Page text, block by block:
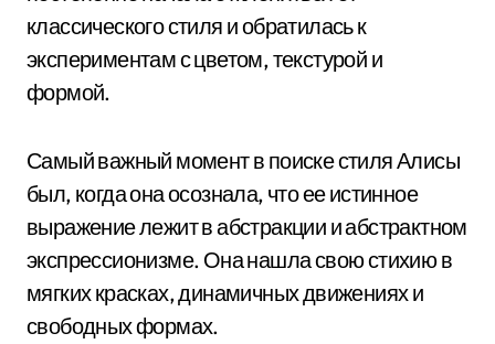
классического стиля и обратилась к
экспериментам с цветом, текстурой и
формой.
Самый важный момент в поиске стиля Алисы
был, когда она осознала, что ее истинное
выражение лежит в абстракции и абстрактном
экспрессионизме. Она нашла свою стихию в
мягких красках, динамичных движениях и
свободных формах.